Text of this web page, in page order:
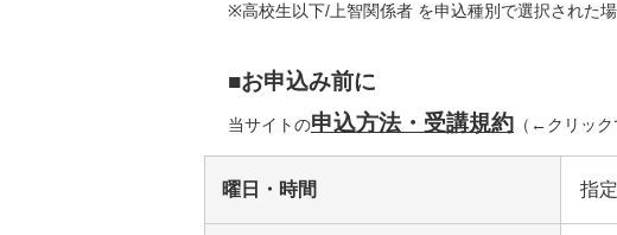
※高校生以下/上智関係者 を申込種別で選択された
■お申込み前に
当サイトの申込方法・受講規約 （←クリッ
曜日・時間 指